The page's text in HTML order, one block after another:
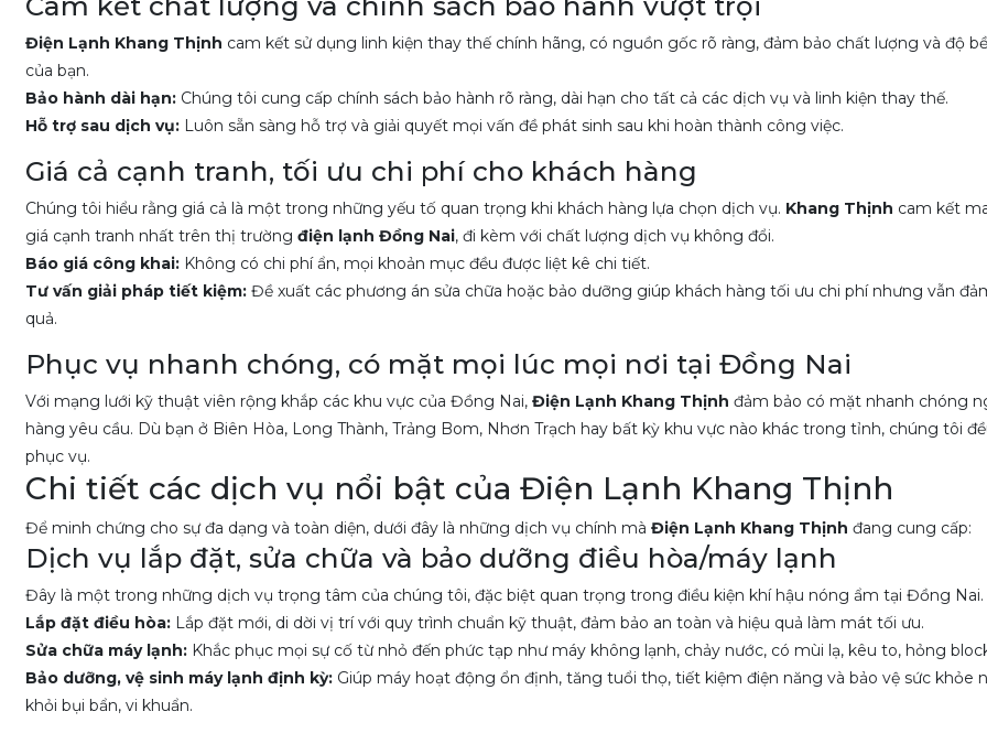
Điện Lạnh Khang Thịnh cam kết sử dụng linh kiện thay thế chính hãng, có nguồn gốc rõ ràng, đảm bảo chất lượng và độ
của bạn.
Bảo hành dài hạn:Chúng tôi cung cấp chính sách bảo hành rõ ràng, dài hạn cho tất cả các dịch vụ và linh kiện thay thế.
Hỗ trợ sau dịch vụ:Luôn sẵn sàng hỗ trợ và giải quyết mọi vấn đề phát sinh sau khi hoàn thành công việc.
Giá cả cạnh tranh, tối ưu chi phí cho khách hàng
Chúng tôi hiểu rằng giá cả là một trong những yếu tố quan trọng khi khách hàng lựa chọn dịch vụ. Khang Thịnh cam kết
giá cạnh tranh nhất trên thị trường điện lạnh Đồng Nai, đi kèm với chất lượng dịch vụ không đổi.
Báo giá công khai:Không có chi phí ẩn, mọi khoản mục đều được liệt kê chi tiết.
Tư vấn giải pháp tiết kiệm:Đề xuất các phương án sửa chữa hoặc bảo dưỡng giúp khách hàng tối ưu chi phí nhưng vẫn
quả.
Phục vụ nhanh chóng, có mặt mọi lúc mọi nơi tại Đồng Nai
Với mạng lưới kỹ thuật viên rộng khắp các khu vực của Đồng Nai, Điện Lạnh Khang Thịnh đảm bảo có mặt nhanh chóng
hàng yêu cầu. Dù bạn ở Biên Hòa, Long Thành, Trảng Bom, Nhơn Trạch hay bất kỳ khu vực nào khác trong tỉnh, chúng tôi
phục vụ.
Chi tiết các dịch vụ nổi bật của Điện Lạnh Khang Thịnh
Để minh chứng cho sự đa dạng và toàn diện, dưới đây là những dịch vụ chính mà Điện Lạnh Khang Thịnh đang cung cấp:
Dịch vụ lắp đặt, sửa chữa và bảo dưỡng điều hòa/máy lạnh
Đây là một trong những dịch vụ trọng tâm của chúng tôi, đặc biệt quan trọng trong điều kiện khí hậu nóng ẩm tại Đồng Nai.
Lắp đặt điều hòa:Lắp đặt mới, di dời vị trí với quy trình chuẩn kỹ thuật, đảm bảo an toàn và hiệu quả làm mát tối ưu.
Sửa chữa máy lạnh:Khắc phục mọi sự cố từ nhỏ đến phức tạp như máy không lạnh, chảy nước, có mùi lạ, kêu to, hỏng
Bảo dưỡng, vệ sinh máy lạnh định kỳ:Giúp máy hoạt động ổn định, tăng tuổi thọ, tiết kiệm điện năng và bảo vệ sức khỏe
khỏi bụi bẩn, vi khuẩn.